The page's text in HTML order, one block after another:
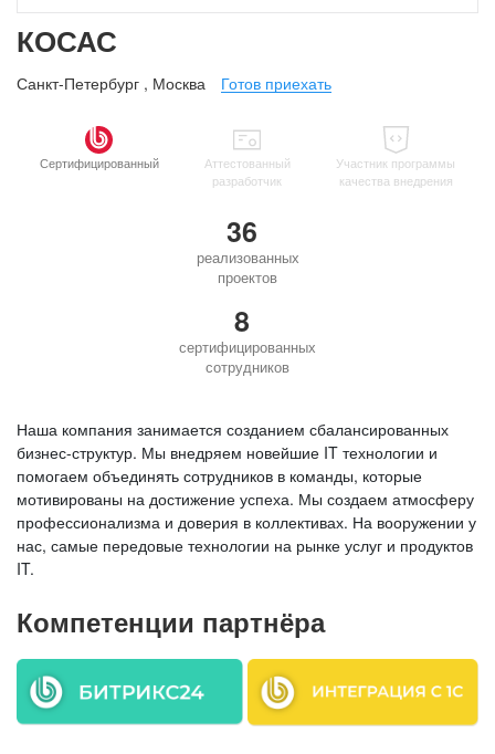
КОСАС
Санкт-Петербург , Москва Готов приехать
Сертифицированный
Аттестованный
разработчик
Участник программы
качества внедрения
36
реализованных
проектов
8
сертифицированных
сотрудников
Наша компания занимается созданием сбалансированных
бизнес-структур. Мы внедряем новейшие IT технологии и
помогаем объединять сотрудников в команды, которые
мотивированы на достижение успеха. Мы создаем атмосферу
профессионализма и доверия в коллективах. На вооружении у
нас, самые передовые технологии на рынке услуг и продуктов
IT.
Компетенции партнёра